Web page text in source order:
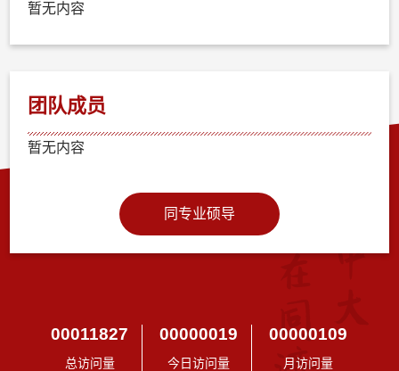
暂无内容
团队成员
暂无内容
同专业硕导
00011827
总访问量
00000019
今日访问量
00000109
月访问量